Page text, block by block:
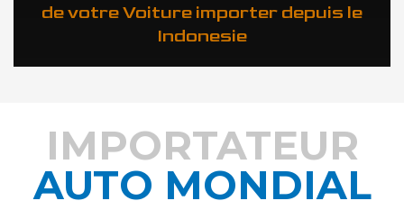
de votre Voiture importer depuis le
Indonesie
DÉCOUVREZ COMMENT
IMPORTATEUR
AUTO MONDIAL